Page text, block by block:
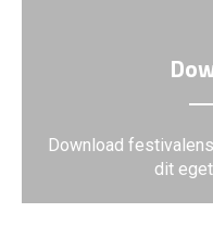
Download
dit